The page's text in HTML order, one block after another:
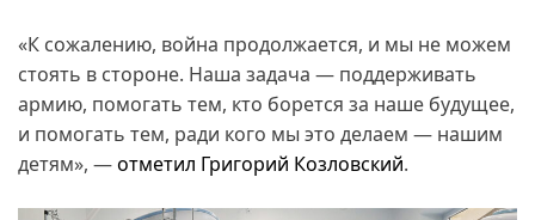
«К сожалению, война продолжается, и мы не можем
стоять в стороне. Наша задача — поддерживать
армию, помогать тем, кто борется за наше будущее,
и помогать тем, ради кого мы это делаем — нашим
детям», —отметил Григорий Козловский.